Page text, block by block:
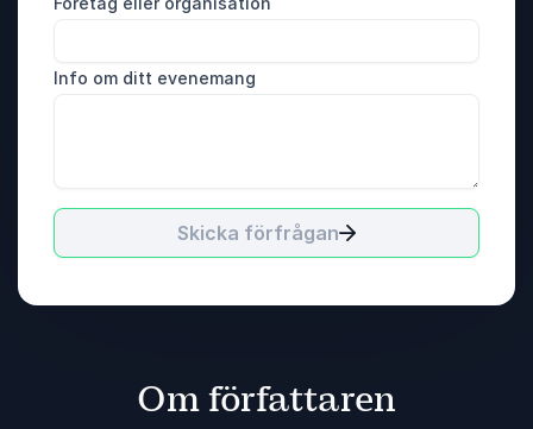
Info om ditt evenemang
Skicka förfrågan
Om författaren